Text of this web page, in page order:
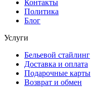
Контакты
Политика
Блог
Услуги
Бельевой стайлинг
Доставка и оплата
Подарочные карты
Возврат и обмен